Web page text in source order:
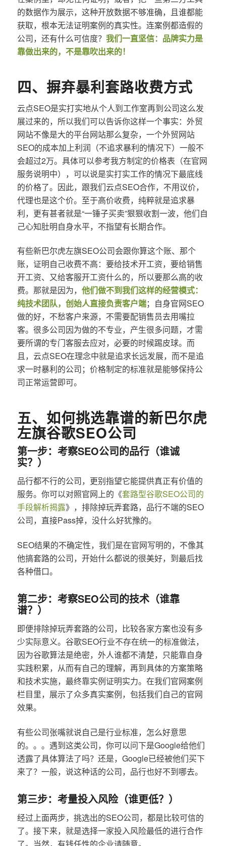
的数据作为展示，这种开放数据不够准确，且谁都能
获取，根本无法证明案例的真实性。连案例都造假的
公司，还有什么可信度？ 我们一直坚信：品牌实力是
靠做出来的，不是靠吹出来的！
四、摒弃暴利套路收费方式
云点SEO是实打实地从个人到工作室再到公司这么发
展过来的，所以我们可以告诉你这样一个事实：外贸
网站不像是大的平台网站那么复杂，一个外贸网站
SEO的成本加上利润（不追求暴利的情况下）一般不
会超过2万。具体可以参考我方制定的价格表（在官网
服务说明中），可以说是实打实工作的情况下最底线
的价格了。因此，跟我们云点SEO合作，不用议价，
代理也是这个价。至于高价收费，纯粹就是追求暴
利，更有甚者就是“一锤子买卖”狠狠收割一波，他们自
己心知肚明自身水平，不指望有长期合作。
有些新巴尔虎左旗SEO公司会跟你算这个账、那个
账，证明自己收费不高：要给技术开工资，要给销售
开工资、又给客服开工资什么的，所以要那么高的收
费。那就是因为， 他们做不到我们这样的经营模式：
纯技术团队，创始人直接负责客户端；自身官网SEO
做的好，不愁客户来源，不需要配销售员去用嘴拉
客。很多公司因为做的不专业，产生很多问题，才需
要所谓的专门客服去应对，必要的时候踢皮球。而
且，云点SEO在理念中就是追求长远发展，而不是追
求一时暴利的公司；价格制定的标准就是能够保持公
司正常运营即可。
五、如何挑选靠谱的新巴尔虎
左旗谷歌SEO公司
第一步：考察SEO公司的品行（谁诚
实？）
品行都不行的公司，更别指望它能提供真正有价值的
服务。你可以对照官网上的《套路型谷歌SEO公司的
手段解析揭露》，排除掉玩弄套路，品行不端的SEO
公司，直接Pass掉，没什么好犹豫的。
SEO结果的不确定性，我们是在官网写明的，不像其
他搞套路的公司，开始什么都说的很美好，到最后找
各种借口。
第二步：考察SEO公司的技术（谁靠
谱？）
即便排除掉玩弄套路的公司，比较各家方案也没有多
少实际意义。谷歌SEO行业不存在统一的标准做法，
因为谷歌算法是绝密，外人谁都不清楚，只能靠自身
实践积累，从而有自己的理解，再到具体的方案策略
和技术实施，最终靠实例证明实力。在我们官网案例
栏目里，展示了众多真实案例，包括我们自己的官网
效果。
有些公司张嘴就说自己是行业标准，怎么好意思
的。。。遇到这类公司，你可以问下是Google给他们
透露了具体算法了吗？还是，Google已经被他们买下
来了？一般，说这种话的公司，品行也好不到哪去。
第三步：考量投入风险（谁更低？）
经过上面两步，挑选出的SEO公司，都是比较可信的
了。接下来，就是选择一家投入风险最低的进行合作